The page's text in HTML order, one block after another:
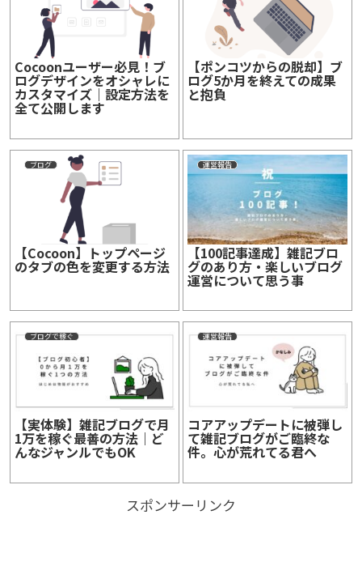
Cocoonユーザー必見！ブ
ログデザインをオシャレに
カスタマイズ｜設定方法を
全て公開します
【ポンコツからの脱却】ブ
ログ5か月を終えての成果
と抱負
ブログ
【Cocoon】トップページ
のタブの色を変更する方法
運営報告
【100記事達成】雑記ブロ
グのあり方・楽しいブログ
運営について思う事
ブログで稼ぐ
【実体験】雑記ブログで月
1万を稼ぐ最善の方法｜ど
んなジャンルでもOK
運営報告
コアアップデートに被弾し
て雑記ブログがご臨終な
件。心が荒れてる君へ
スポンサーリンク